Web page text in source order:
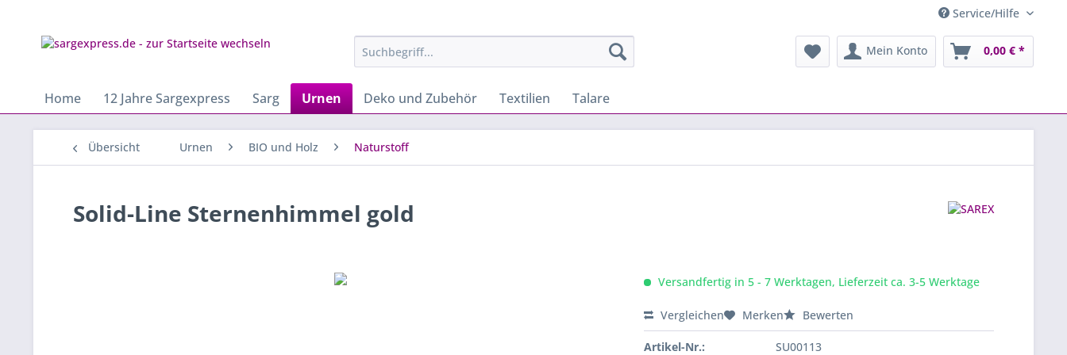
Service/Hilfe
Mein Konto 0,00 € *
Home 12 Jahre Sargexpress Sarg Urnen Deko und Zubehör Textilien Talare
Übersicht Urnen BIO und Holz Naturstoff
Solid-Line Sternenhimmel gold
Versandfertig in 5 - 7 Werktagen, Lieferzeit ca. 3-5 Werktage
Vergleichen Merken Bewerten
Artikel-Nr.: SU00113